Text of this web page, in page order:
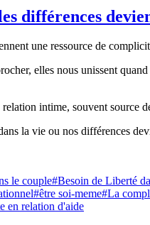
différences
elles nous unissent
relation intime, souvent
la vie ou nos différences
le couple#Besoin de Liberté
#être soi-meme#La
en relation d'aide